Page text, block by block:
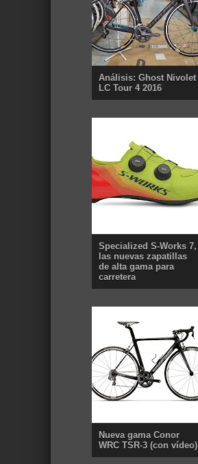
Análisis: Ghost Nivolet
LC Tour 4 2016
Specialized S-Works 7,
las nuevas zapatillas
de alta gama para
carretera
Nueva gama Conor
WRC TSR-3 (con vídeo)